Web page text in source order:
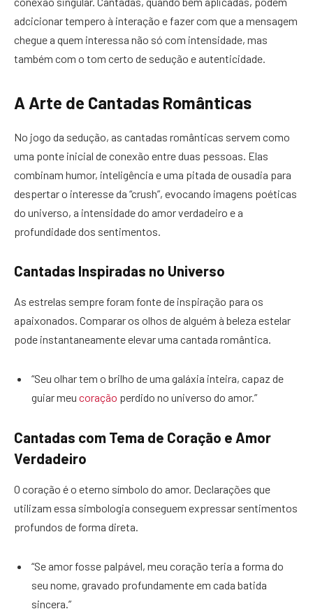
adcicionar tempero à interação e fazer com que a mensagem
chegue a quem interessa não só com intensidade, mas
também com o tom certo de sedução e autenticidade.
A Arte de Cantadas Românticas
No jogo da sedução, as cantadas românticas servem como
uma ponte inicial de conexão entre duas pessoas. Elas
combinam humor, inteligência e uma pitada de ousadia para
despertar o interesse da “crush”, evocando imagens poéticas
do universo, a intensidade do amor verdadeiro e a
profundidade dos sentimentos.
Cantadas Inspiradas no Universo
As estrelas sempre foram fonte de inspiração para os
apaixonados. Comparar os olhos de alguém à beleza estelar
pode instantaneamente elevar uma cantada romântica.
“Seu olhar tem o brilho de uma galáxia inteira, capaz de
guiar meu coração perdido no universo do amor.”
Cantadas com Tema de Coração e Amor
Verdadeiro
O coração é o eterno símbolo do amor. Declarações que
utilizam essa simbologia conseguem expressar sentimentos
profundos de forma direta.
“Se amor fosse palpável, meu coração teria a forma do
seu nome, gravado profundamente em cada batida
sincera.”